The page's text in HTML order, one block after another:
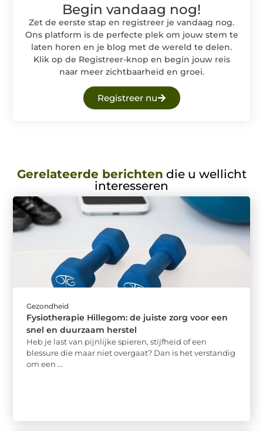
Begin vandaag nog!
Zet de eerste stap en registreer je vandaag nog.
Ons platform is de perfecte plek om jouw stem te
laten horen en je blog met de wereld te delen.
Klik op de Registreer-knop en begin jouw reis
naar meer zichtbaarheid en groei.
Registreer nu
Gerelateerde berichten die u wellicht
interesseren
Gezondheid
Fysiotherapie Hillegom: de juiste zorg voor een
snel en duurzaam herstel
Heb je last van pijnlijke spieren, stijfheid of een
blessure die maar niet overgaat? Dan is het verstandig
om een ...